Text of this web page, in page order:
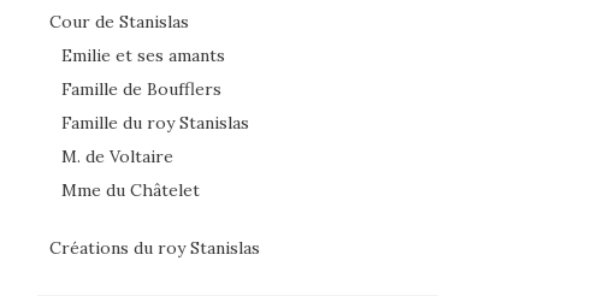
Cour de Stanislas
Emilie et ses amants
Famille de Boufflers
Famille du roy Stanislas
M. de Voltaire
Mme du Châtelet
Créations du roy Stanislas